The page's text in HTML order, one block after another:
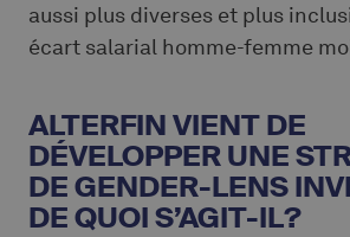
aussi plus diverses et plus
écart salarial homme-femme
ALTERFIN VIENT DE
DÉVELOPPER UNE
DE GENDER-LENS
DE QUOI S’AGIT-IL?